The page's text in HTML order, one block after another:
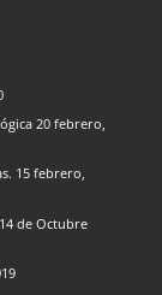
20 febrero,
15 febrero,
de Octubre